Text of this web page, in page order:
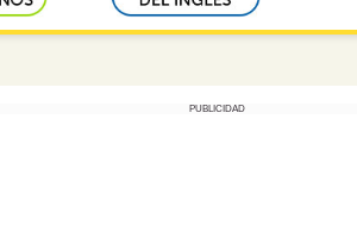
PUBLICIDAD